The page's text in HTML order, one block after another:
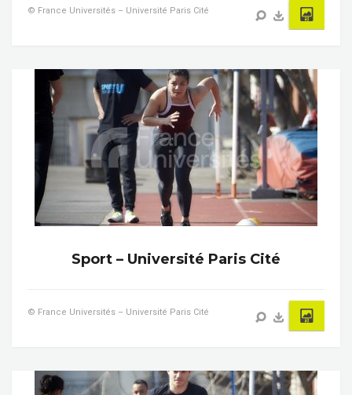
© France Universités – Université Paris Cité
Sport – Université Paris Cité
© France Universités – Université Paris Cité